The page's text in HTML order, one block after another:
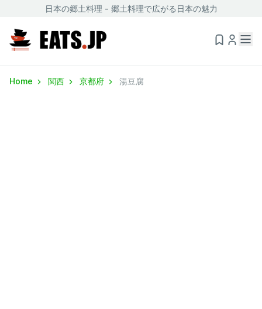
日本の郷土料理 - 郷土料理で広がる日本の魅力
Home 関西 京都府 湯豆腐